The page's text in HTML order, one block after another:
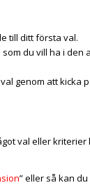
till ditt första val.
du vill ha i den
genom att kicka
val eller kriterier
” eller så kan